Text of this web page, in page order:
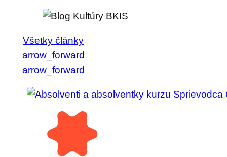
Všetky články
arrow_forward
arrow_forward